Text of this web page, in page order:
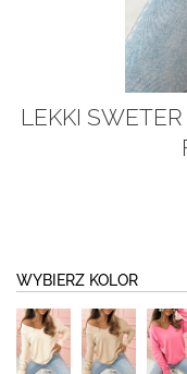
LEKKI
WYBIERZ KOLOR